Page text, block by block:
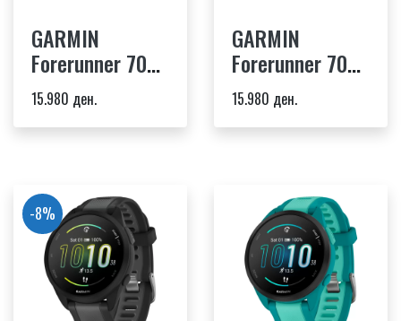
GARMIN
Forerunner 70
black
15.980 ден.
GARMIN
Forerunner 70
cool lavender
15.980 ден.
-8%